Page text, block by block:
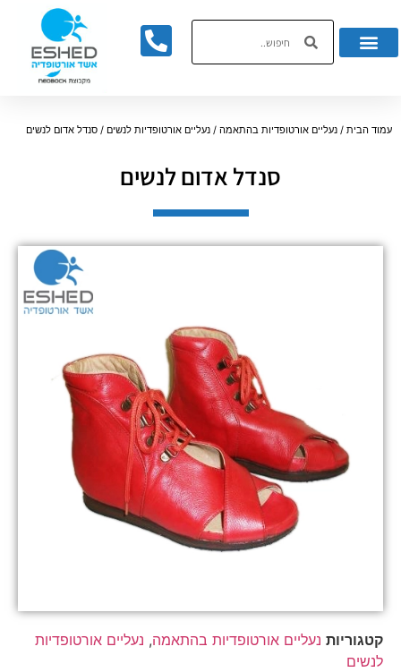
עמוד הבית / נעליים אורטופדיות בהתאמה / נעליים אורטופדיות לנשים / סנדל אדום לנשים
סנדל אדום לנשים
קטגוריות נעליים אורטופדיות בהתאמה, נעליים אורטופדיות
לנשים